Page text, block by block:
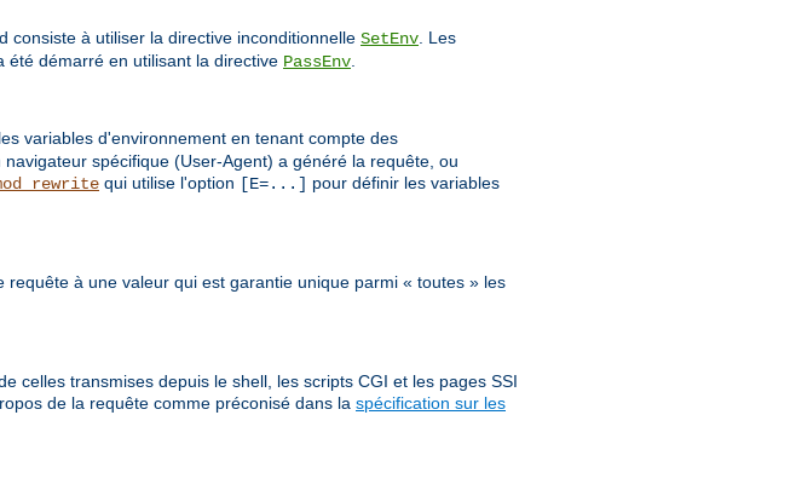
consiste à utiliser la directive inconditionnelle SetEnv . Les
été démarré en utilisant la directive PassEnv
variables d'environnement en tenant compte des
spécifique (User-Agent) a généré la requête, ou
qui utilise l'option [E=...] pour définir les variables
requête à une valeur qui est garantie unique parmi « toutes » les
celles transmises depuis le shell, les scripts CGI et les pages SSI
de la requête comme préconisé dans la spécification sur les